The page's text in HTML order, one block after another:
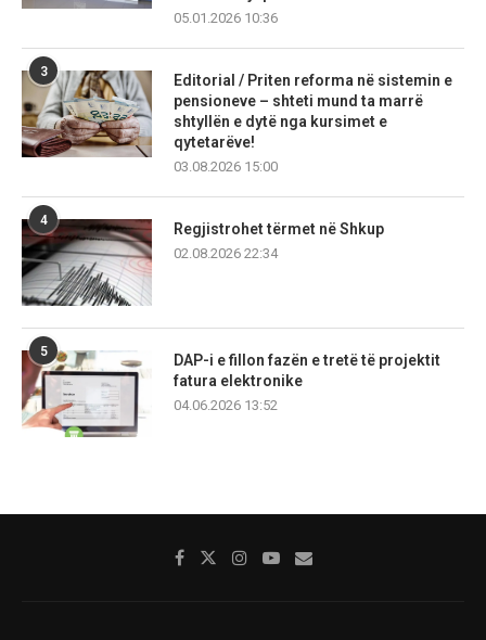
05.01.2026 10:36
3
Editorial / Priten reforma në sistemin e
pensioneve – shteti mund ta marrë
shtyllën e dytë nga kursimet e
qytetarëve!
03.08.2026 15:00
4
Regjistrohet tërmet në Shkup
02.08.2026 22:34
5
DAP-i e fillon fazën e tretë të projektit
fatura elektronike
04.06.2026 13:52